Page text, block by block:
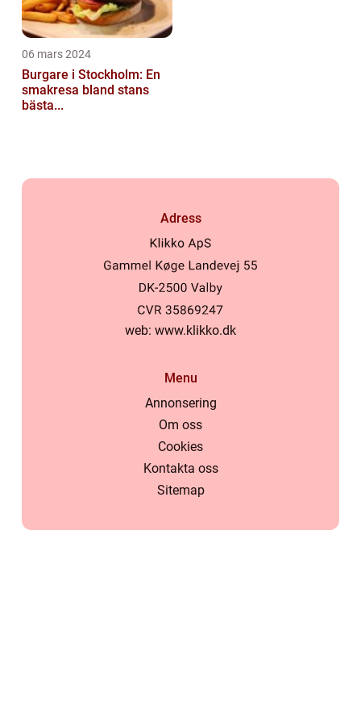
06 mars 2024
Burgare i Stockholm: En
smakresa bland stans
bästa...
Adress
web: www.klikko.dk
Menu
Annonsering
Om oss
Cookies
Kontakta oss
Sitemap